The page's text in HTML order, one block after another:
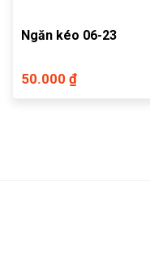
Ngăn kéo 06-23
50.000 ₫